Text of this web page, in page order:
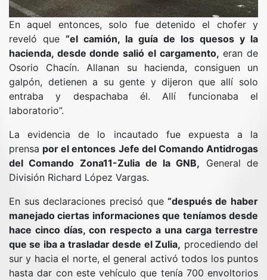
En aquel entonces, solo fue detenido el chofer y
reveló que “el camión, la guía de los quesos y la
hacienda, desde donde salió el cargamento, eran de
Osorio Chacín. Allanan su hacienda, consiguen un
galpón, detienen a su gente y dijeron que allí solo
entraba y despachaba él. Allí funcionaba el
laboratorio”.
La evidencia de lo incautado fue expuesta a la
prensa por el entonces Jefe del Comando Antidrogas
del Comando Zona11-Zulia de la GNB, General de
División Richard López Vargas.
En sus declaraciones precisó que“después de haber
manejado ciertas informaciones que teníamos desde
hace cinco días, con respecto a una carga terrestre
que se iba a trasladar desde el Zulia, procediendo del
sur y hacia el norte, el general activó todos los puntos
hasta dar con este vehículo que tenía 700 envoltorios